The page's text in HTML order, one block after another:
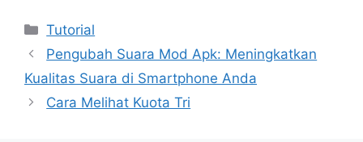
Kategori
Tutorial
Pengubah Suara Mod Apk: Meningkatkan
Kualitas Suara di Smartphone Anda
Cara Melihat Kuota Tri